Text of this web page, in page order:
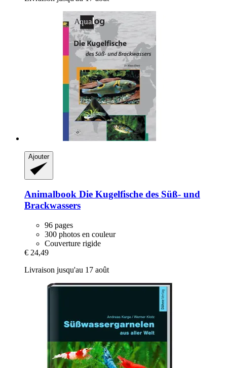
Ajouter
Animalbook Die Kugelfische des Süß-​ und
Brackwassers
96 pages
300 photos en couleur
Couverture rigide
€ 24,49
Livraison jusqu'au 17 août